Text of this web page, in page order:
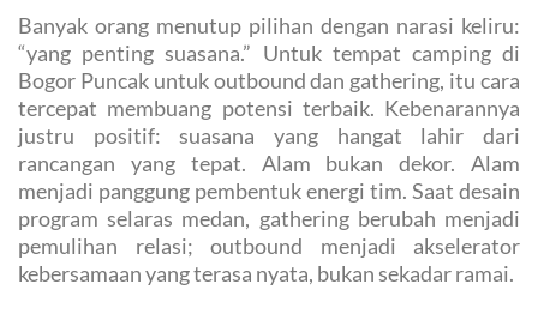
Banyak orang menutup pilihan dengan narasi keliru:
“yang penting suasana.” Untuk tempat camping di
Bogor Puncak untuk outbound dan gathering, itu cara
tercepat membuang potensi terbaik. Kebenarannya
justru positif: suasana yang hangat lahir dari
rancangan yang tepat. Alam bukan dekor. Alam
menjadi panggung pembentuk energi tim. Saat desain
program selaras medan, gathering berubah menjadi
pemulihan relasi; outbound menjadi akselerator
kebersamaan yang terasa nyata, bukan sekadar ramai.